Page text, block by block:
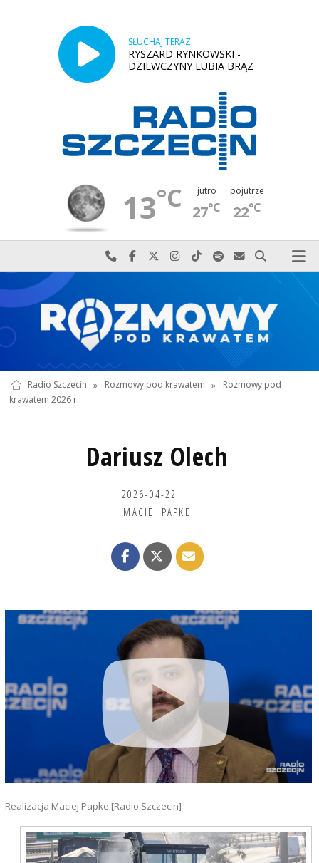
SŁUCHAJ TERAZ
RYSZARD RYNKOWSKI -
DZIEWCZYNY LUBIA BRĄZ
13°C jutro
27°C
pojutrze
22°C
Najlepiej po prostu do nas zadzwoń
Odwiedź nas na Facebook-u
Odwiedź nas na X
Odwiedź nas na Instagram-ie
Odwiedź nas na TikTok-u
Szukaj nas na Spotify
Wyślij do nas
Szukaj
Radio Szczecin » Rozmowy pod krawatem »
Rozmowy pod
krawatem 2026 r.
Dariusz Olech
2026-04-22
MACIEJ PAPKE
Realizacja Maciej Papke [Radio Szczecin]